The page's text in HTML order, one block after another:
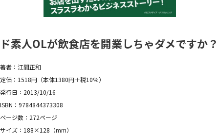
ド素人OLが飲食店を開業しちゃダメですか？
著者：江間正和
定価：1518円（本体1380円＋税10％）
発行日：2013/10/16
ISBN：9784844373308
ページ数：272ページ
サイズ：188×128（mm）